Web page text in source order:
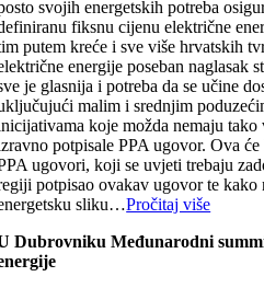
svojih energetskih potreba
fiksnu cijenu električne
putem kreće i sve više hrvatskih
energije poseban naglasak
je glasnija i potreba da se učine
malim i srednjim
koje možda nemaju
potpisale PPA ugovor. Ova
ugovori, koji se uvjeti trebaju
potpisao ovakav ugovor te
sliku…Pročitaj više
Dubrovniku Međunarodni